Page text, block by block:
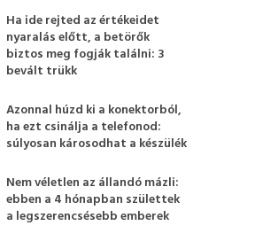
Ha ide rejted az értékeidet
nyaralás előtt, a betörők
biztos meg fogják találni: 3
bevált trükk
Azonnal húzd ki a konektorból,
ha ezt csinálja a telefonod:
súlyosan károsodhat a készülék
Nem véletlen az állandó mázli:
ebben a 4 hónapban születtek
a legszerencsésebb emberek